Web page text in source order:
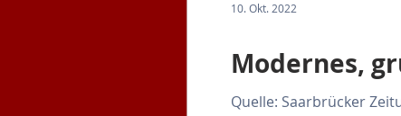
Modernes,
Quelle: Saarbrücker
10. Okt. 2022